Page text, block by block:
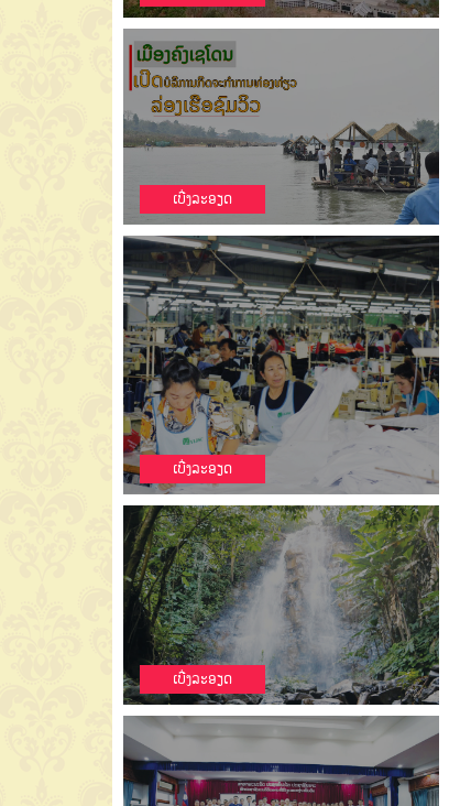
ເບີ່ງລະອຽດ
ເບີ່ງລະອຽດ
ເບີ່ງລະອຽດ